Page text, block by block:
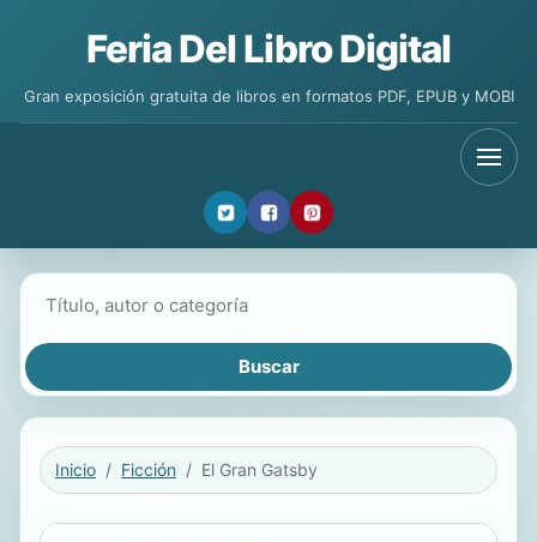
Feria Del Libro Digital
Gran exposición gratuita de libros en formatos PDF, EPUB y MOBI
Inicio Ficción El Gran Gatsby